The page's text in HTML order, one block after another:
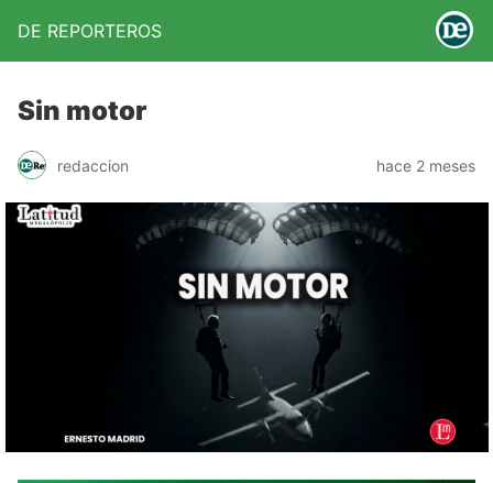
DE REPORTEROS
Sin motor
redaccion hace 2 meses